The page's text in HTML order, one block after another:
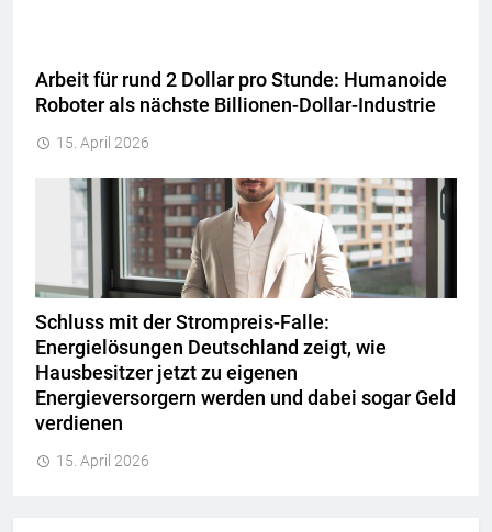
Arbeit für rund 2 Dollar pro Stunde: Humanoide
Roboter als nächste Billionen-Dollar-Industrie
15. April 2026
Schluss mit der Strompreis-Falle:
Energielösungen Deutschland zeigt, wie
Hausbesitzer jetzt zu eigenen
Energieversorgern werden und dabei sogar Geld
verdienen
15. April 2026